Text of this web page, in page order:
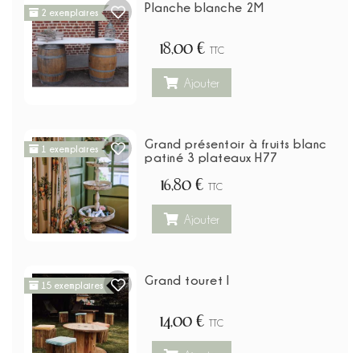
2 exemplaires Planche blanche 2M
18,00 € TTC
Ajouter
1 exemplaires
Grand présentoir à fruits blanc
patiné 3 plateaux H77
16,80 € TTC
Ajouter
15 exemplaires Grand touret I
14,00 € TTC